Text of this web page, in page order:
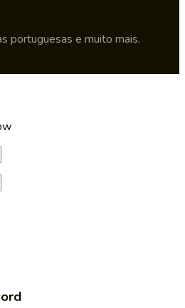
portuguesas e muito mais.